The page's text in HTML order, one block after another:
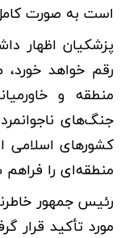
است به صورت
پزشکیان اظهار
رقم خواهد خورد،
منطقه و
جنگ‌های
کشورهای اسلامی
منطقه‌ای را فراهم
رئیس جمهور
مورد تأکید قرار